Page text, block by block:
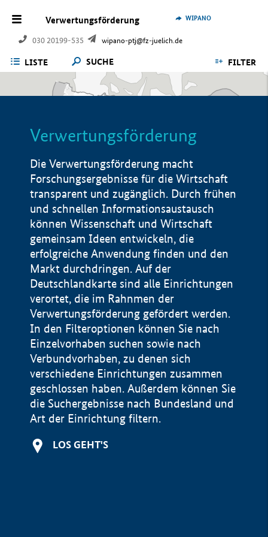
Verwertungsförderung
030 20199-535 wipano-ptj@fz-juelich.de
WIPANO
LISTE SUCHE FILTER
Verwertungsförderung
Die Verwertungsförderung macht
Forschungsergebnisse für die Wirtschaft
transparent und zugänglich. Durch frühen
und schnellen Informationsaustausch
können Wissenschaft und Wirtschaft
gemeinsam Ideen entwickeln, die
erfolgreiche Anwendung finden und den
Markt durchdringen. Auf der
Deutschlandkarte sind alle Einrichtungen
verortet, die im Rahnmen der
Verwertungsförderung gefördert werden.
In den Filteroptionen können Sie nach
Einzelvorhaben suchen sowie nach
Verbundvorhaben, zu denen sich
verschiedene Einrichtungen zusammen
geschlossen haben. Außerdem können Sie
die Suchergebnisse nach Bundesland und
Art der Einrichtung filtern.
LOS GEHT'S